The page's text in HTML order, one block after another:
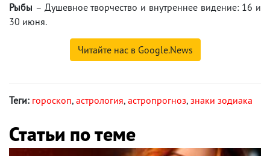
Рыбы – Душевное творчество и внутреннее видение: 16 и
30 июня.
Читайте нас в Google.News
Теги: гороскоп, астрология, астропрогноз, знаки зодиака
Статьи по теме